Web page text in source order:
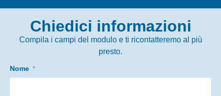
Chiedici informazioni
Compila i campi del modulo e ti ricontatteremo al più
presto.
Nome